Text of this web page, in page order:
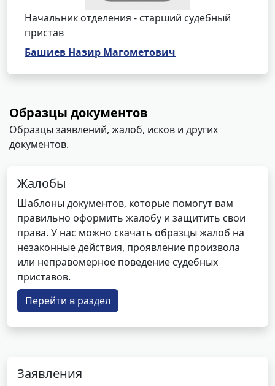
Начальник отделения - старший судебный
пристав
Башиев Назир Магометович
Образцы документов
Образцы заявлений, жалоб, исков и других
документов.
Жалобы
Шаблоны документов, которые помогут вам
правильно оформить жалобу и защитить свои
права. У нас можно скачать образцы жалоб на
незаконные действия, проявление произвола
или неправомерное поведение судебных
приставов.
Перейти в раздел
Заявления